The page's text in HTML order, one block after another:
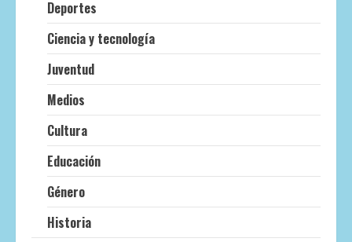
Deportes
Ciencia y tecnología
Juventud
Medios
Cultura
Educación
Género
Historia